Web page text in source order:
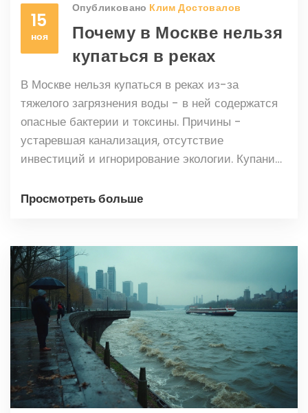
15
ноя
Опубликовано Клим Достовалов
Почему в Москве нельзя
купаться в реках
В Москве нельзя купаться в реках из-за
тяжелого загрязнения воды - в ней содержатся
опасные бактерии и токсины. Причины -
устаревшая канализация, отсутствие
инвестиций и игнорирование экологии. Купание
Просмотреть больше